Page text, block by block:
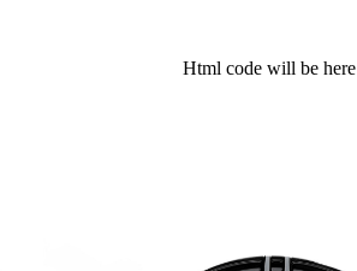
Html code will be here